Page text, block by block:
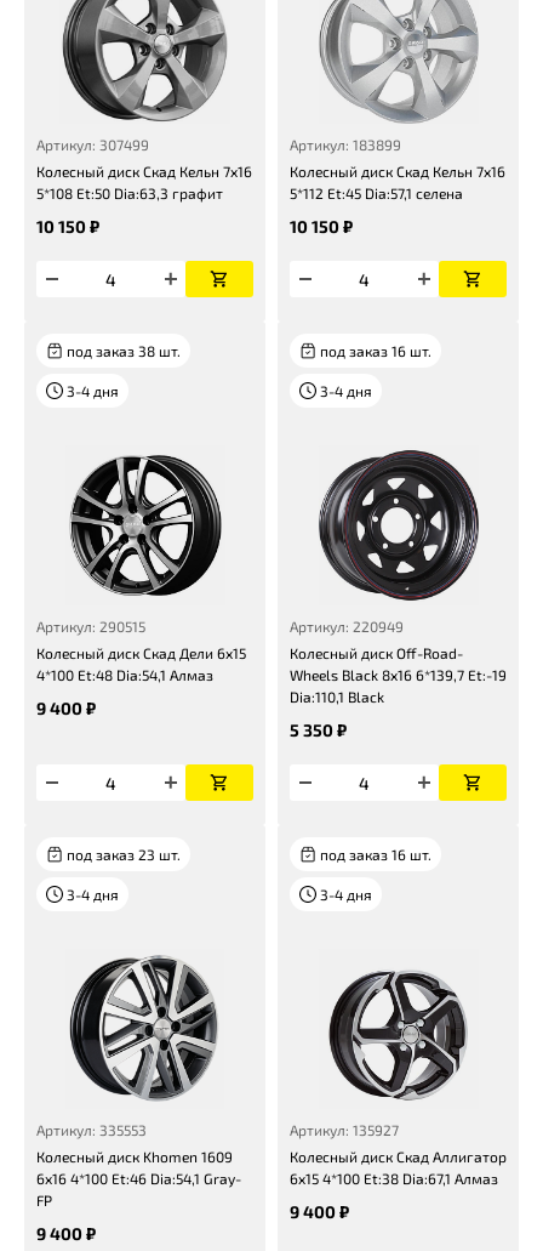
Артикул: 307499
Колесный диск Скад Кельн 7x16
5*108 Et:50 Dia:63,3 графит
10 150 ₽
Артикул: 183899
Колесный диск Скад Кельн 7x16
5*112 Et:45 Dia:57,1 селена
10 150 ₽
под заказ 38 шт.
3-4 дня
Артикул: 290515
Колесный диск Скад Дели 6x15
4*100 Et:48 Dia:54,1 Алмаз
9 400 ₽
под заказ 16 шт.
3-4 дня
Артикул: 220949
Колесный диск Off-Road-
Wheels Black 8x16 6*139,7 Et:-19
Dia:110,1 Black
5 350 ₽
под заказ 23 шт.
3-4 дня
Артикул: 335553
Колесный диск Khomen 1609
6x16 4*100 Et:46 Dia:54,1 Gray-
FP
9 400 ₽
под заказ 16 шт.
3-4 дня
Артикул: 135927
Колесный диск Скад Аллигатор
6x15 4*100 Et:38 Dia:67,1 Алмаз
9 400 ₽